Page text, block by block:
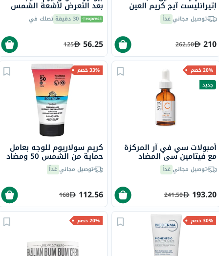
إتيرانليست آيج كريم العين
المضاد للتجاعيد 20 مل
توصيل مجانيغداً
210
262.50
بعد التعرض لأشعة الشمس
المهدئ والمعزز للتسمير 200
مل 30 دقيقة تصلك في
56.25
125
20% خصم
جديد
أمبولات سي في آر المركزة
مع فيتامين سي المضاد
للأكسدة ولإشراقة البشرة و
مضادة للتجاعيد - 30 مل
توصيل مجانيغداً
193.20
241.50
33% خصم
كريم سولاريوم للوجه بعامل
حماية من الشمس 50 ومضاد
للشيخوخة والبقع 50 مل
توصيل مجانيغداً
112.56
168
30% خصم 20% خصم